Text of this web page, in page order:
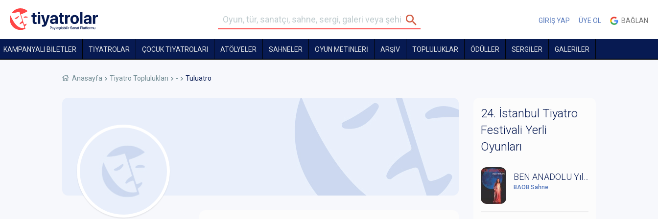
GİRİŞ YAP ÜYE OL BAĞLAN
KAMPANYALI BİLETLER TİYATROLAR ÇOCUK TIYATROLARI ATÖLYELER SAHNELER OYUN METİNLERİ ARŞİV TOPLULUKLAR ÖDÜLLER SERGİLER GALERİLER
Anasayfa Tiyatro Toplulukları - Tuluatro
24. İstanbul Tiyatro
Festivali Yerli
Oyunları
BAOB Sahne